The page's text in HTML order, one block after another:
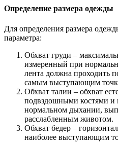
Определение размера одежды
Для определения размера
параметра:
Обхват груди –
измеренный при
лента должна проходить
самым выступающим
Обхват талии – обхват
подвздошными костями
нормальном дыхании,
расслабленным животом.
Обхват бедер –
наиболее выступающим